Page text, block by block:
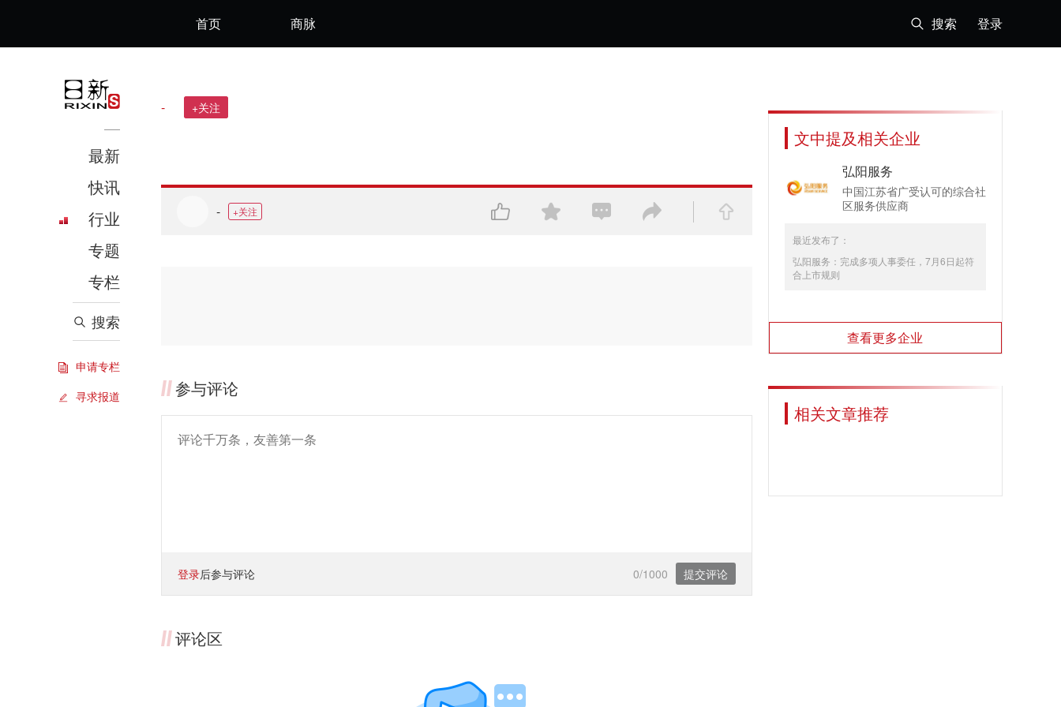
首页 商脉 搜索 登录
最新
快讯
行业
专题
专栏
搜索
申请专栏
寻求报道
- +关注
- +关注
参与评论
登录后参与评论 0/1000 提交评论
评论区
文中提及相关企业
弘阳服务
中国江苏省广受认可的综合社
区服务供应商
最近发布了：
弘阳服务：完成多项人事委任，7月6日起符
合上市规则
查看更多企业
相关文章推荐